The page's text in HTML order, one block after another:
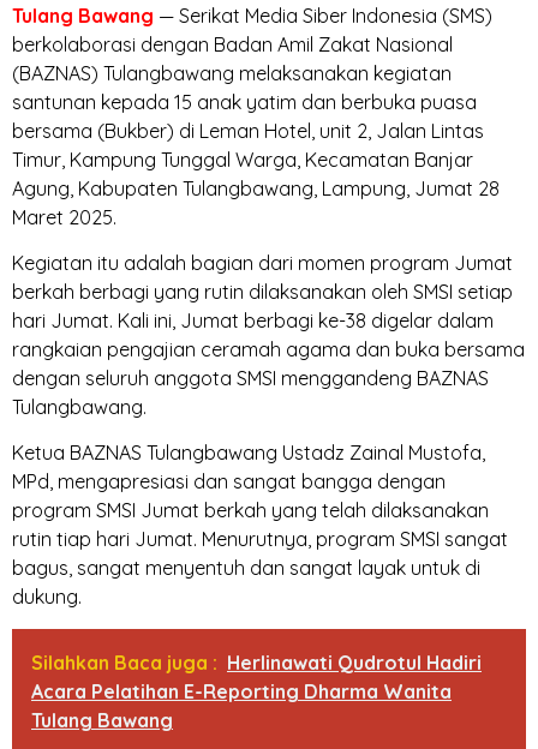
Tulang Bawang — Serikat Media Siber Indonesia (SMS)
berkolaborasi dengan Badan Amil Zakat Nasional
(BAZNAS) Tulangbawang melaksanakan kegiatan
santunan kepada 15 anak yatim dan berbuka puasa
bersama (Bukber) di Leman Hotel, unit 2, Jalan Lintas
Timur, Kampung Tunggal Warga, Kecamatan Banjar
Agung, Kabupaten Tulangbawang, Lampung, Jumat 28
Maret 2025.
Kegiatan itu adalah bagian dari momen program Jumat
berkah berbagi yang rutin dilaksanakan oleh SMSI setiap
hari Jumat. Kali ini, Jumat berbagi ke-38 digelar dalam
rangkaian pengajian ceramah agama dan buka bersama
dengan seluruh anggota SMSI menggandeng BAZNAS
Tulangbawang.
Ketua BAZNAS Tulangbawang Ustadz Zainal Mustofa,
MPd, mengapresiasi dan sangat bangga dengan
program SMSI Jumat berkah yang telah dilaksanakan
rutin tiap hari Jumat. Menurutnya, program SMSI sangat
bagus, sangat menyentuh dan sangat layak untuk di
dukung.
Silahkan Baca juga : Herlinawati Qudrotul Hadiri
Acara Pelatihan E-Reporting Dharma Wanita
Tulang Bawang